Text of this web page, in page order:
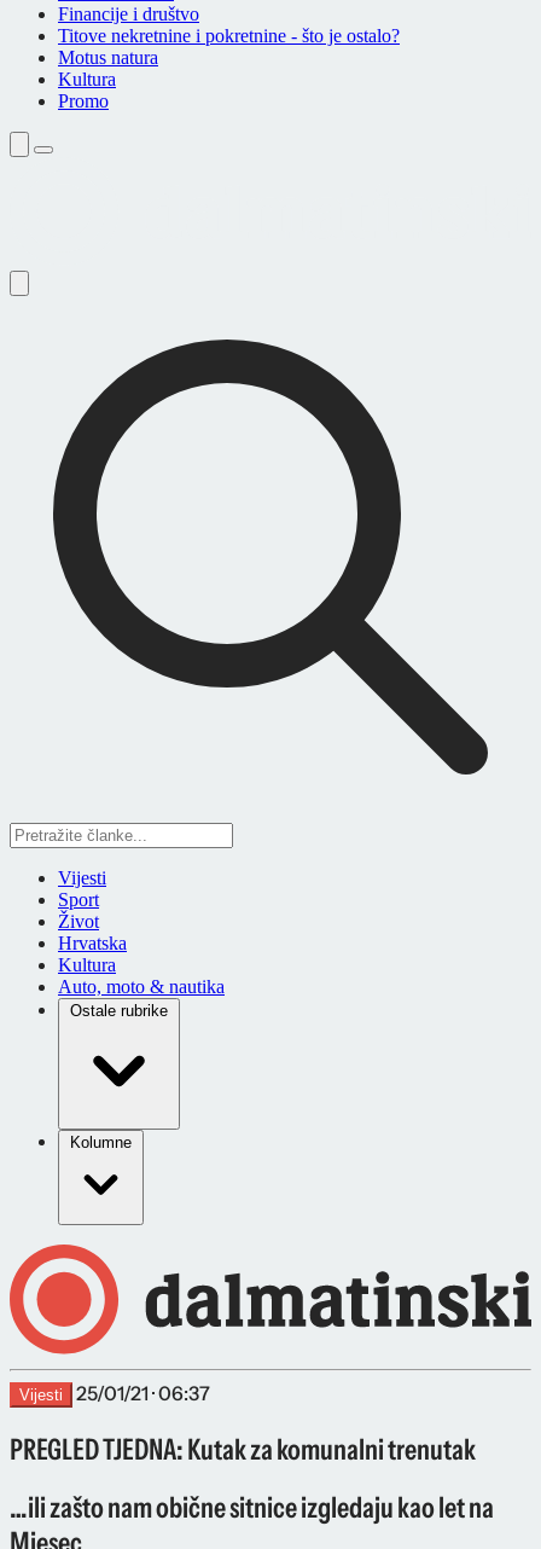
Financije i društvo
Titove nekretnine i pokretnine - što je ostalo?
Motus natura
Kultura
Promo
Vijesti
Sport
Život
Hrvatska
Kultura
Auto, moto & nautika
Ostale rubrike
Kolumne
Vijesti 25/01/21 · 06:37
PREGLED TJEDNA: Kutak za komunalni trenutak
…ili zašto nam obične sitnice izgledaju kao let na